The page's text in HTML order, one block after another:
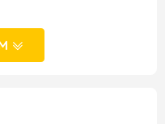
:T7/2024